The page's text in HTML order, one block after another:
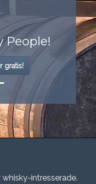
People!
gratis!
intresserade.